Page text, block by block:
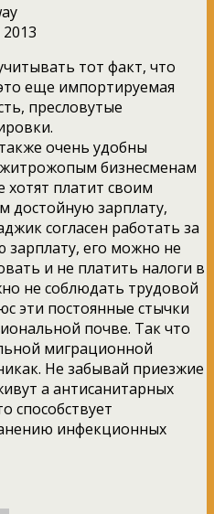
тот факт, что
еще импортируемая
пресловутые
очень удобны
житрожопым бизнесменам
хотят платит своим
достойную зарплату,
согласен работать за
зарплату, его можно не
и не платить налоги в
не соблюдать трудовой
эти постоянные стычки
почве. Так что
миграционной
Не забывай приезжие
а антисанитарных
способствует
инфекционных